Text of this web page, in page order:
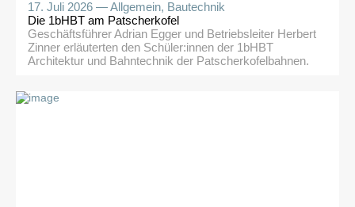
17. Juli 2026 —Allgemein, Bautechnik
Die 1bHBT am Patscherkofel
Geschäftsführer Adrian Egger und Betriebsleiter Herbert
Zinner erläuterten den Schüler:innen der 1bHBT
Architektur und Bahntechnik der Patscherkofelbahnen.
interessanter Tag bei bestem Wetter in der letzten